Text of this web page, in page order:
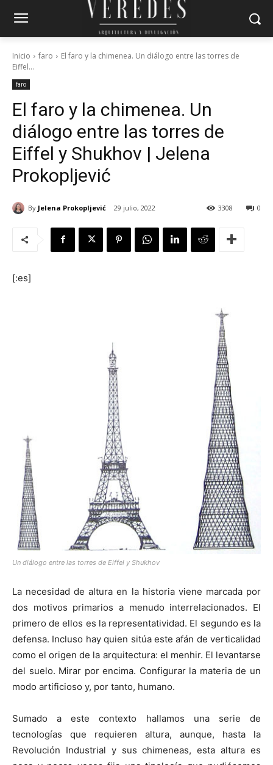
Inicio faro
El faro y la chimenea. Un diálogo entre las torres de
Eiffel...
faro
El faro y la chimenea. Un
diálogo entre las torres de
Eiffel y Shukhov | Jelena
Prokopljević
By Jelena Prokopljević 29 julio, 2022 0
3308
[:es]
Un diálogo entre las torres de Eiffel y Shukhov
La necesidad de altura en la historia viene marcada por
dos motivos primarios a menudo interrelacionados. El
primero de ellos es la representatividad. El segundo es la
defensa. Incluso hay quien sitúa este afán de verticalidad
como el origen de la arquitectura: el menhir. El levantarse
del suelo. Mirar por encima. Configurar la materia de un
modo artificioso y, por tanto, humano.
Sumado a este contexto hallamos una serie de
tecnologías que requieren altura, aunque, hasta la
Revolución Industrial y sus chimeneas, esta altura es